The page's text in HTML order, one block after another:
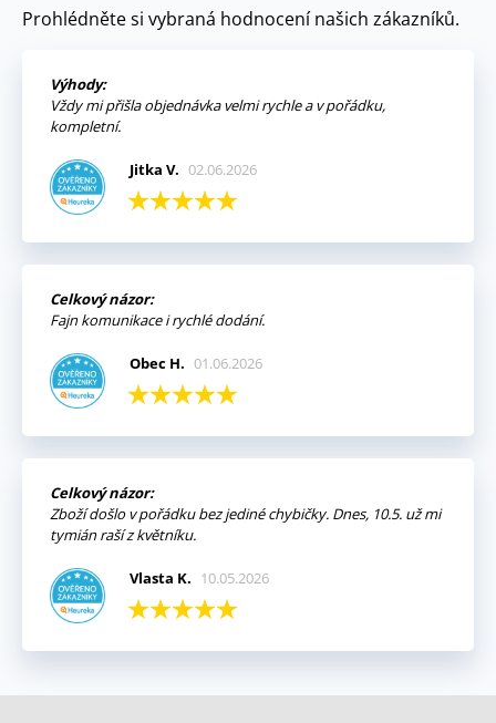
Prohlédněte si vybraná hodnocení našich zákazníků.
Výhody:
Vždy mi přišla objednávka velmi rychle a v pořádku,
kompletní.
Jitka V. 02.06.2026
Celkový názor:
Fajn komunikace i rychlé dodání.
Obec H. 01.06.2026
Celkový názor:
Zboží došlo v pořádku bez jediné chybičky. Dnes, 10.5. už mi
tymián raší z květníku.
Vlasta K. 10.05.2026